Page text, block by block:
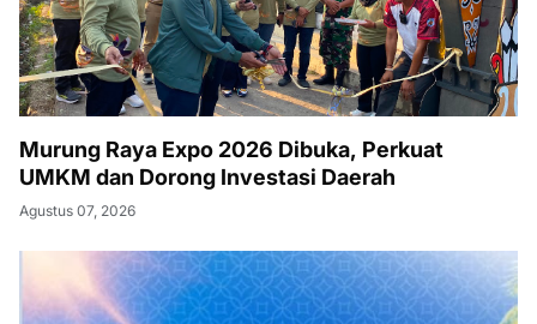
Murung Raya Expo 2026 Dibuka, Perkuat
UMKM dan Dorong Investasi Daerah
Agustus 07, 2026